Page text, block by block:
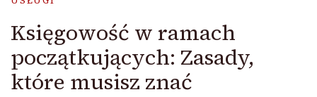
Księgowość w ramach
początkujących: Zasady,
które musisz znać